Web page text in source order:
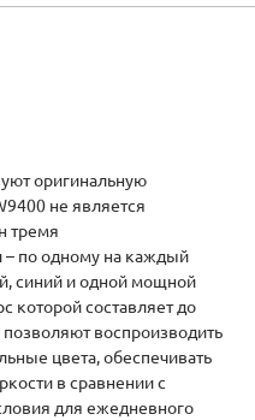
оригинальную
не является
тремя
– по одному на каждый
синий и одной мощной
которой составляет до
воспроизводить
цвета, обеспечивать
в сравнении с
для ежедневного